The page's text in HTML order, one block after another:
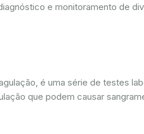
e monitoramento de
é uma série de testes
que podem causar